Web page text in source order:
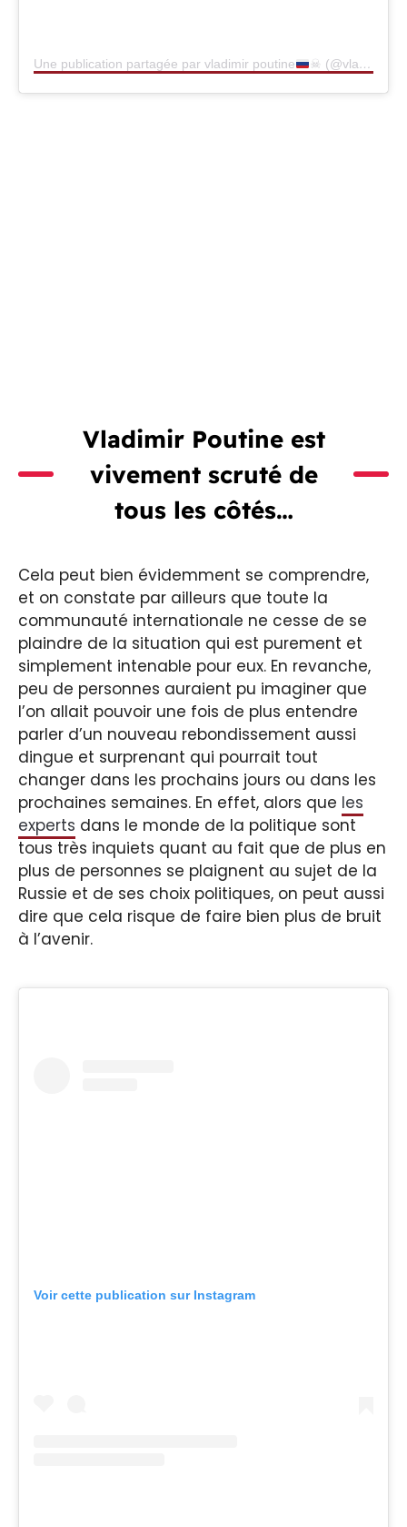
Une publication partagée par vladimir poutine ☠ (@vladimir._.poutine)
Vladimir Poutine est
vivement scruté de
tous les côtés…
Cela peut bien évidemment se comprendre,
et on constate par ailleurs que toute la
communauté internationale ne cesse de se
plaindre de la situation qui est purement et
simplement intenable pour eux. En revanche,
peu de personnes auraient pu imaginer que
l’on allait pouvoir une fois de plus entendre
parler d’un nouveau rebondissement aussi
dingue et surprenant qui pourrait tout
changer dans les prochains jours ou dans les
prochaines semaines. En effet, alors que les
experts dans le monde de la politique sont
tous très inquiets quant au fait que de plus en
plus de personnes se plaignent au sujet de la
Russie et de ses choix politiques, on peut aussi
dire que cela risque de faire bien plus de bruit
à l’avenir.
Voir cette publication sur Instagram